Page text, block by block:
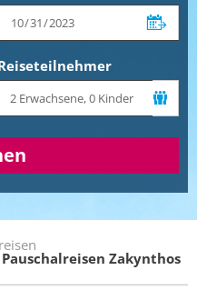
Pauschalreisen Zakynthos